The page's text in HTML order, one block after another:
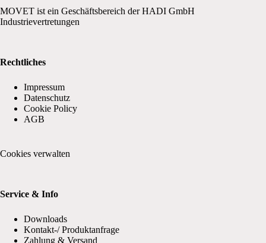
MOVET ist ein Geschäftsbereich der HADI GmbH
Industrievertretungen
Rechtliches
Impressum
Datenschutz
Cookie Policy
AGB
Cookies verwalten
Service & Info
Downloads
Kontakt-/ Produktanfrage
Zahlung & Versand